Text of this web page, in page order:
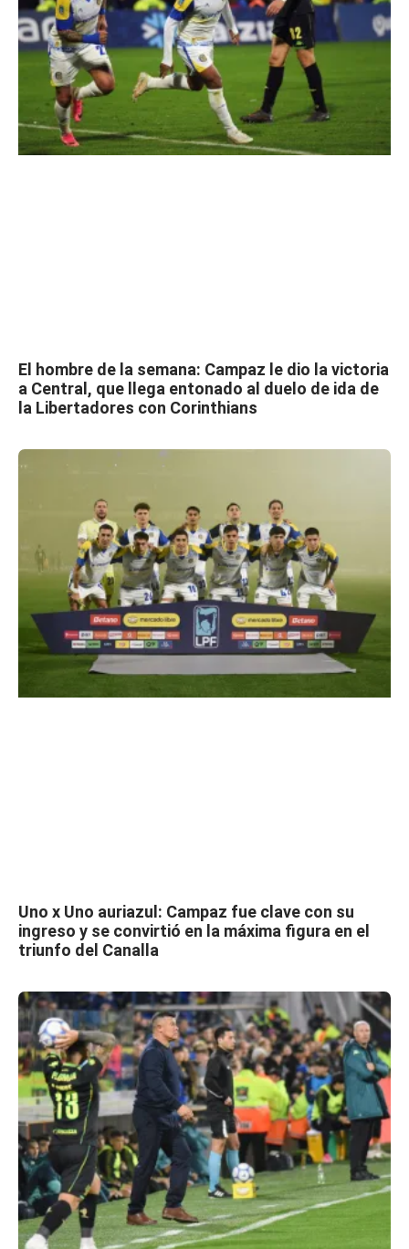
El hombre de la semana: Campaz le dio la victoria
a Central, que llega entonado al duelo de ida de
la Libertadores con Corinthians
Uno x Uno auriazul: Campaz fue clave con su
ingreso y se convirtió en la máxima figura en el
triunfo del Canalla